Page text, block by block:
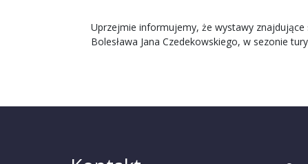
Uprzejmie informujemy, że wystawy
Bolesława Jana Czedekowskiego, w sezonie